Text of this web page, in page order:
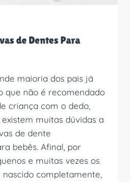
de Dentes Para
maioria dos pais já
que não é recomendado
criança com o dedo,
muitas dúvidas a
de dente
bebês. Afinal, por
e muitas vezes os
completamente,